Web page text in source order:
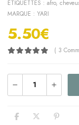
ÉTIQUETTES : afro,
MARQUE : YARI
5.50€
( 3